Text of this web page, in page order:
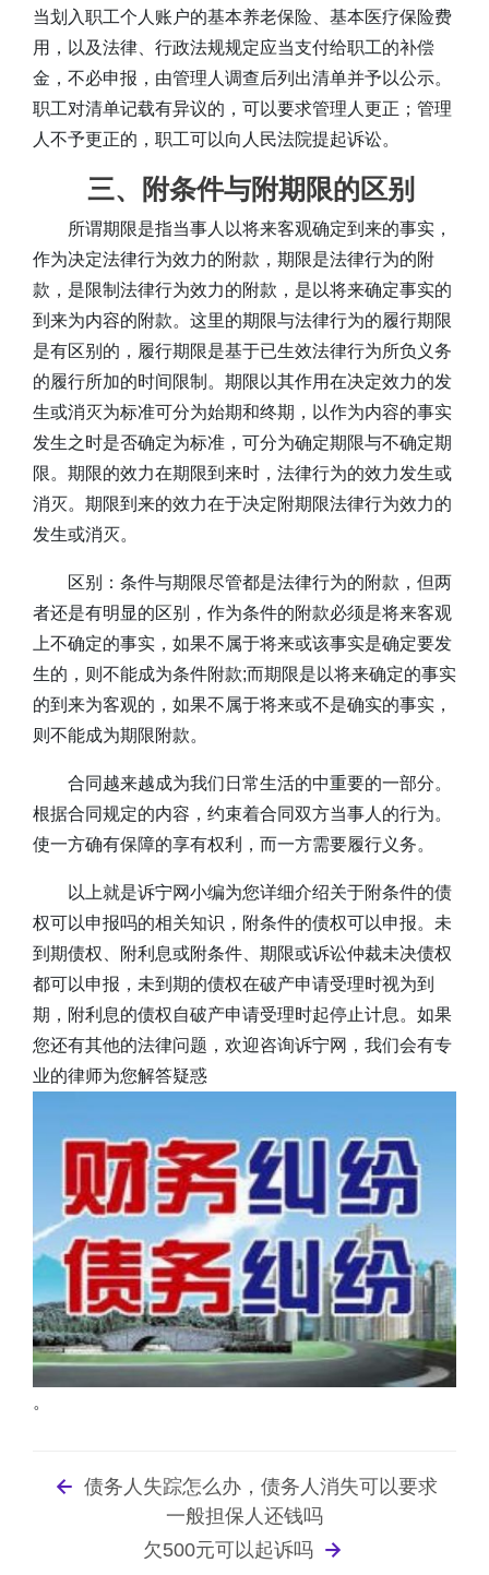
当划入职工个人账户的基本养老保险、基本医疗保险费
用，以及法律、行政法规规定应当支付给职工的补偿
金，不必申报，由管理人调查后列出清单并予以公示。
职工对清单记载有异议的，可以要求管理人更正；管理
人不予更正的，职工可以向人民法院提起诉讼。
三、附条件与附期限的区别
所谓期限是指当事人以将来客观确定到来的事实，
作为决定法律行为效力的附款，期限是法律行为的附
款，是限制法律行为效力的附款，是以将来确定事实的
到来为内容的附款。这里的期限与法律行为的履行期限
是有区别的，履行期限是基于已生效法律行为所负义务
的履行所加的时间限制。期限以其作用在决定效力的发
生或消灭为标准可分为始期和终期，以作为内容的事实
发生之时是否确定为标准，可分为确定期限与不确定期
限。期限的效力在期限到来时，法律行为的效力发生或
消灭。期限到来的效力在于决定附期限法律行为效力的
发生或消灭。
区别：条件与期限尽管都是法律行为的附款，但两
者还是有明显的区别，作为条件的附款必须是将来客观
上不确定的事实，如果不属于将来或该事实是确定要发
生的，则不能成为条件附款;而期限是以将来确定的事实
的到来为客观的，如果不属于将来或不是确实的事实，
则不能成为期限附款。
合同越来越成为我们日常生活的中重要的一部分。
根据合同规定的内容，约束着合同双方当事人的行为。
使一方确有保障的享有权利，而一方需要履行义务。
以上就是诉宁网小编为您详细介绍关于附条件的债
权可以申报吗的相关知识，附条件的债权可以申报。未
到期债权、附利息或附条件、期限或诉讼仲裁未决债权
都可以申报，未到期的债权在破产申请受理时视为到
期，附利息的债权自破产申请受理时起停止计息。如果
您还有其他的法律问题，欢迎咨询诉宁网，我们会有专
业的律师为您解答疑惑
。
债务人失踪怎么办，债务人消失可以要求
一般担保人还钱吗
欠500元可以起诉吗